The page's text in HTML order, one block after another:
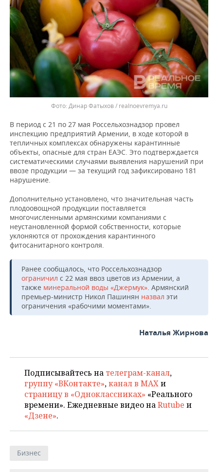
Динар Фатыхов / realnoevremya.ru
В период с 21 по 27 мая Россельхознадзор провел
инспекцию предприятий Армении, в ходе которой в
тепличных комплексах обнаружены карантинные
объекты, опасные для стран ЕАЭС. Это подтверждается
систематическими случаями выявления нарушений при
ввозе продукции — за текущий год зафиксировано 181
нарушение.
Дополнительно установлено, что значительная часть
плодоовощной продукции поставляется
многочисленными армянскими компаниями с
неустановленной формой собственности, которые
уклоняются от прохождения карантинного
фитосанитарного контроля.
Ранее сообщалось, что Россельхознадзор
ограничил с 22 мая ввоз цветов из Армении, а
также минеральной воды «Джермук». Армянский
премьер-министр Никол Пашинян назвал эти
ограничения «рабочими моментами».
Наталья Жирнова
Подписывайтесь на телеграм-канал,
группу «ВКонтакте»,канал в MAXи
страницу в «Одноклассниках» «Реального
времени». Ежедневные видео наRutube и
«Дзене».
Бизнес